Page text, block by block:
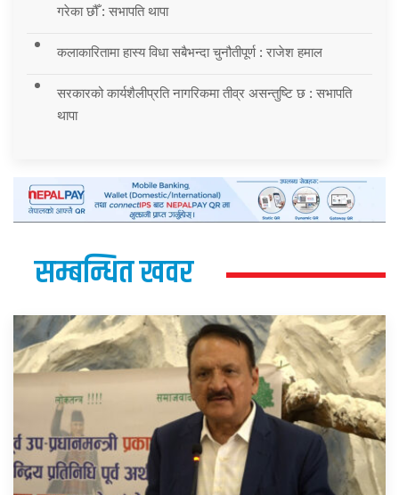
गरेका छौँ : सभापति थापा
कलाकारितामा हास्य विधा सबैभन्दा चुनौतीपूर्ण : राजेश हमाल
सरकारको कार्यशैलीप्रति नागरिकमा तीव्र असन्तुष्टि छ : सभापति
थापा
सम्बन्धित खवर